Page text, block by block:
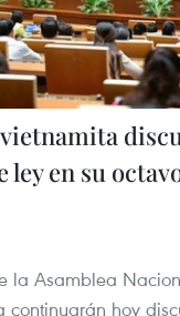
ley en su
la Asamblea
continuarán hoy